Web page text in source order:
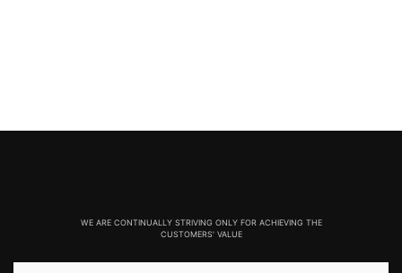
WE ARE CONTINUALLY STRIVING ONLY FOR ACHIEVING THE
CUSTOMERS' VALUE